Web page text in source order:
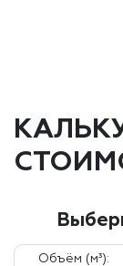
Объём (м³):